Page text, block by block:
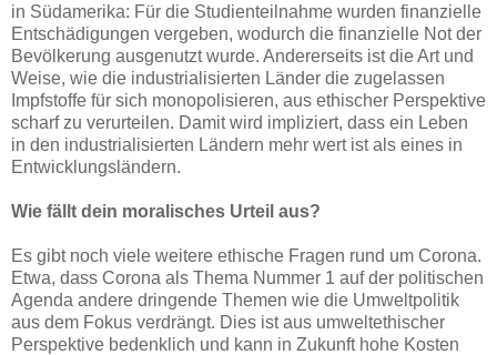
in Südamerika: Für die Studienteilnahme wurden finanzielle
Entschädigungen vergeben, wodurch die finanzielle Not der
Bevölkerung ausgenutzt wurde. Andererseits ist die Art und
Weise, wie die industrialisierten Länder die zugelassen
Impfstoffe für sich monopolisieren, aus ethischer Perspektive
scharf zu verurteilen. Damit wird impliziert, dass ein Leben
in den industrialisierten Ländern mehr wert ist als eines in
Entwicklungsländern.
Wie fällt dein moralisches Urteil aus?
Es gibt noch viele weitere ethische Fragen rund um Corona.
Etwa, dass Corona als Thema Nummer 1 auf der politischen
Agenda andere dringende Themen wie die Umweltpolitik
aus dem Fokus verdrängt. Dies ist aus umweltethischer
Perspektive bedenklich und kann in Zukunft hohe Kosten